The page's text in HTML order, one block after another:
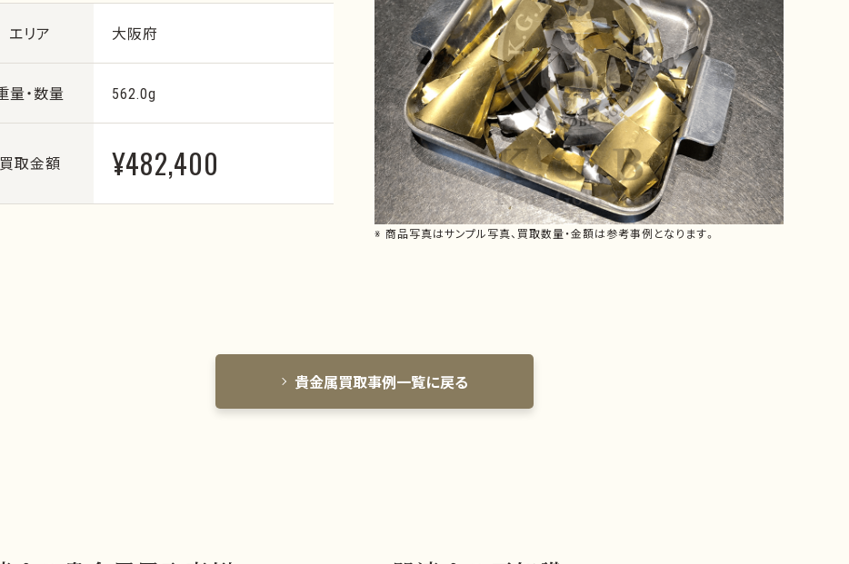
※ 商品写真はサンプル写真、買取数量・金額は参考事例となります。
エリア 大阪府
量・数量 562.0g
買取金額 ¥482,400
貴金属買取事例一覧に戻る